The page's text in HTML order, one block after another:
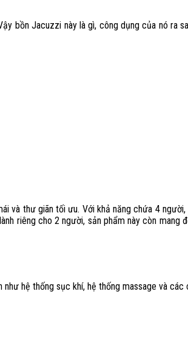
bồn Jacuzzi này là gì, công dụng của nó ra
thư giãn tối ưu. Với khả năng chứa 4
riêng cho 2 người, sản phẩm này còn mang
hệ thống sục khí, hệ thống massage và các